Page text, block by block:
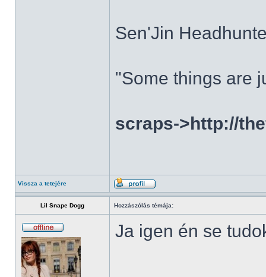
Sen'Jin
"Some things are
scraps->http://
Vissza a tetejére
Lil Snape Dogg Hozzászólás témája:
Ja igen én se